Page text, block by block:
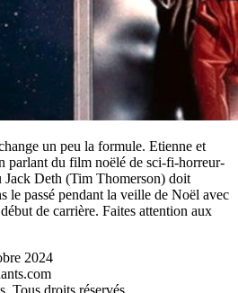
un peu la formule. Etienne et
parlant du film noëlé de sci-fi-horreur-
Deth (Tim Thomerson) doit
le passé pendant la veille de Noël avec
de carrière. Faites attention aux
2024
Tous droits réservés